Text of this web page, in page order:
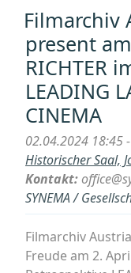
Filmarchiv
present
RICHTER
LEADING
CINEMA
02.04.2024 18:45
Historischer Saal,
Kontakt:
SYNEMA /
Filmarchiv
Freude am 2.